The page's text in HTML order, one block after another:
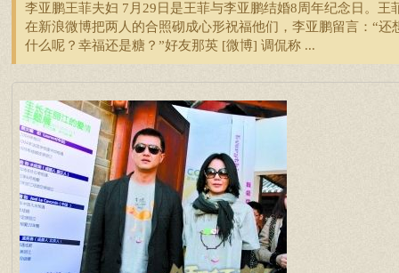
李亚鹏王菲夫妇 7月29日是王菲与李亚鹏结婚8周年纪念日。王
在新浪微博把两人的合照砌成心形祝福他们，李亚鹏留言：“还
什么呢？幸福还是糖？”好友那英 [微博] 调侃称 ...